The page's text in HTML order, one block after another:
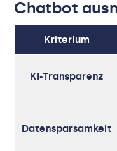
Chatbot
Kriterium
KI-Transparenz
Datensparsamkeit